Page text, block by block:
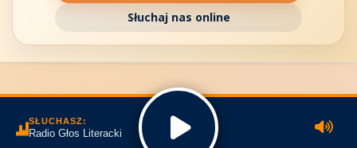
Słuchaj nas online
SŁUCHASZ:
Radio Głos Literacki